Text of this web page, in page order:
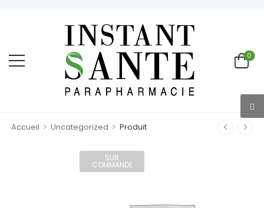
0
Accueil > Uncategorized > Produit
SUR
COMMANDE